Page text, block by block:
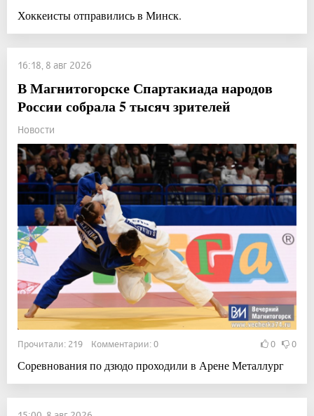
Хоккеисты отправились в Минск.
16:18, 8 авг 2026
В Магнитогорске Спартакиада народов
России собрала 5 тысяч зрителей
Новости
Прочитали: 219 Комментарии: 0 0 0
Соревнования по дзюдо проходили в Арене Металлург